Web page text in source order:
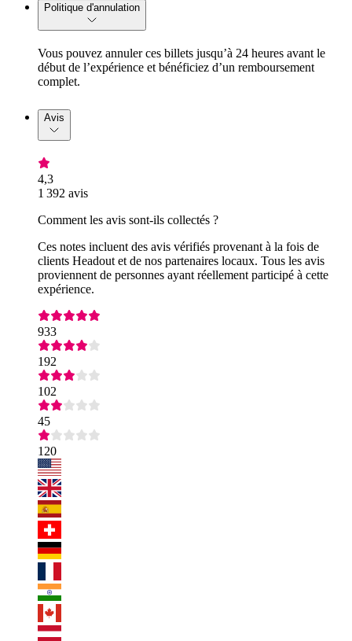
Politique d'annulation
Vous pouvez annuler ces billets jusqu’à 24 heures avant le
début de l’expérience et bénéficiez d’un remboursement
complet.
Avis
4,3
1 392 avis
Comment les avis sont-ils collectés ?
Ces notes incluent des avis vérifiés provenant à la fois de
clients Headout et de nos partenaires locaux. Tous les avis
proviennent de personnes ayant réellement participé à cette
expérience.
933
192
102
45
120